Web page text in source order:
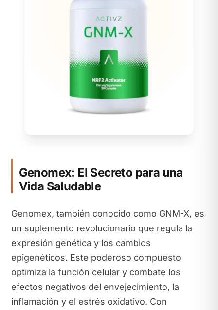
Genomex: El Secreto para una
Vida Saludable
Genomex, también conocido como GNM-X, es
un suplemento revolucionario que regula la
expresión genética y los cambios
epigenéticos. Este poderoso compuesto
optimiza la función celular y combate los
efectos negativos del envejecimiento, la
inflamación y el estrés oxidativo. Con